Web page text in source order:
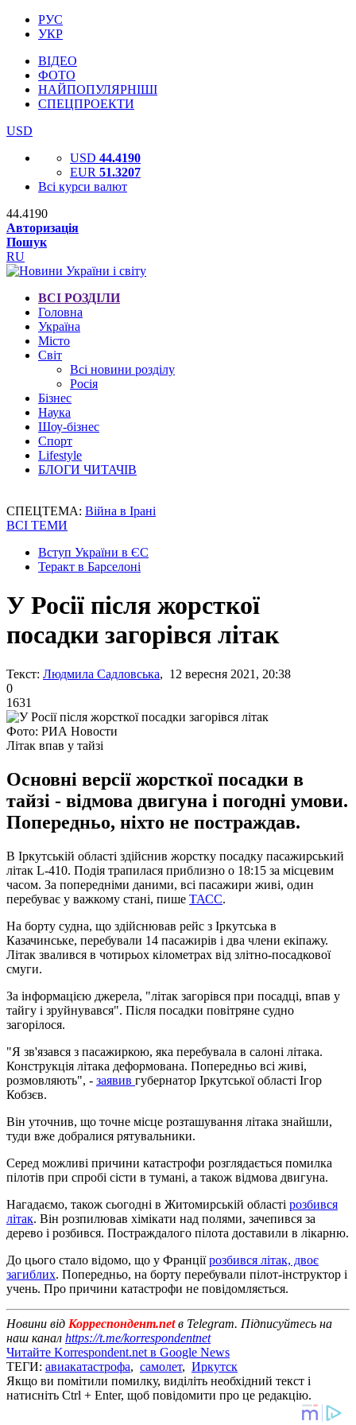
РУС
УКР
ВІДЕО
ФОТО
НАЙПОПУЛЯРНІШІ
СПЕЦПРОЕКТИ
USD
USD 44.4190
EUR 51.3207
Всі курси валют
44.4190
Авторизація
Пошук
RU
ВСІ РОЗДІЛИ
Головна
Україна
Місто
Світ
Всі новини розділу
Росія
Бізнес
Наука
Шоу-бізнес
Спорт
Lifestyle
БЛОГИ ЧИТАЧІВ
СПЕЦТЕМА: Війна в Ірані
ВСІ ТЕМИ
Вступ України в ЄС
Теракт в Барселоні
У Росії після жорсткої
посадки загорівся літак
Текст: Людмила Садловська, 12 вересня 2021, 20:38
0
1631
Фото: РИА Новости
Літак впав у тайзі
Основні версії жорсткої посадки в
тайзі - відмова двигуна і погодні умови.
Попередньо, ніхто не постраждав.
В Іркутській області здійснив жорстку посадку пасажирський
літак L-410. Подія трапилася приблизно о 18:15 за місцевим
часом. За попередніми даними, всі пасажири живі, один
перебуває у важкому стані, пише ТАСС.
На борту судна, що здійснював рейс з Іркутська в
Казачинське, перебували 14 пасажирів і два члени екіпажу.
Літак звалився в чотирьох кілометрах від злітно-посадкової
смуги.
За інформацією джерела, "літак загорівся при посадці, впав у
тайгу і зруйнувався". Після посадки повітряне судно
загорілося.
"Я зв'язався з пасажиркою, яка перебувала в салоні літака.
Конструкція літака деформована. Попередньо всі живі,
розмовляють", - заявив губернатор Іркутської області Ігор
Кобзєв.
Він уточнив, що точне місце розташування літака знайшли,
туди вже добралися рятувальники.
Серед можливі причини катастрофи розглядається помилка
пілотів при спробі сісти в тумані, а також відмова двигуна.
Нагадаємо, також сьогодні в Житомирській області розбився
літак. Він розпилював хімікати над полями, зачепився за
дерево і розбився. Постраждалого пілота доставили в лікарню.
До цього стало відомо, що у Франціїрозбився літак, двоє
загиблих. Попередньо, на борту перебували пілот-інструктор і
учень. Про причини катастрофи не повідомляється.
Новини від Корреспондент.netв Telegram. Підписуйтесь на
наш канал https://t.me/korrespondentnet
Читайте Korrespondent.net в Google News
ТЕГИ: авиакатастрофа, самолет, Иркутск
Якщо ви помітили помилку, виділіть необхідний текст і
натисніть Ctrl + Enter, щоб повідомити про це редакцію.